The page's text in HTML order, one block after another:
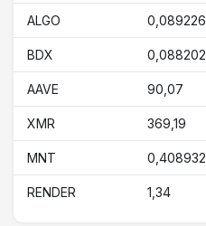
ALGO 0,089226
BDX 0,088202
AAVE 90,07
XMR 369,19
MNT 0,408932
RENDER 1,34